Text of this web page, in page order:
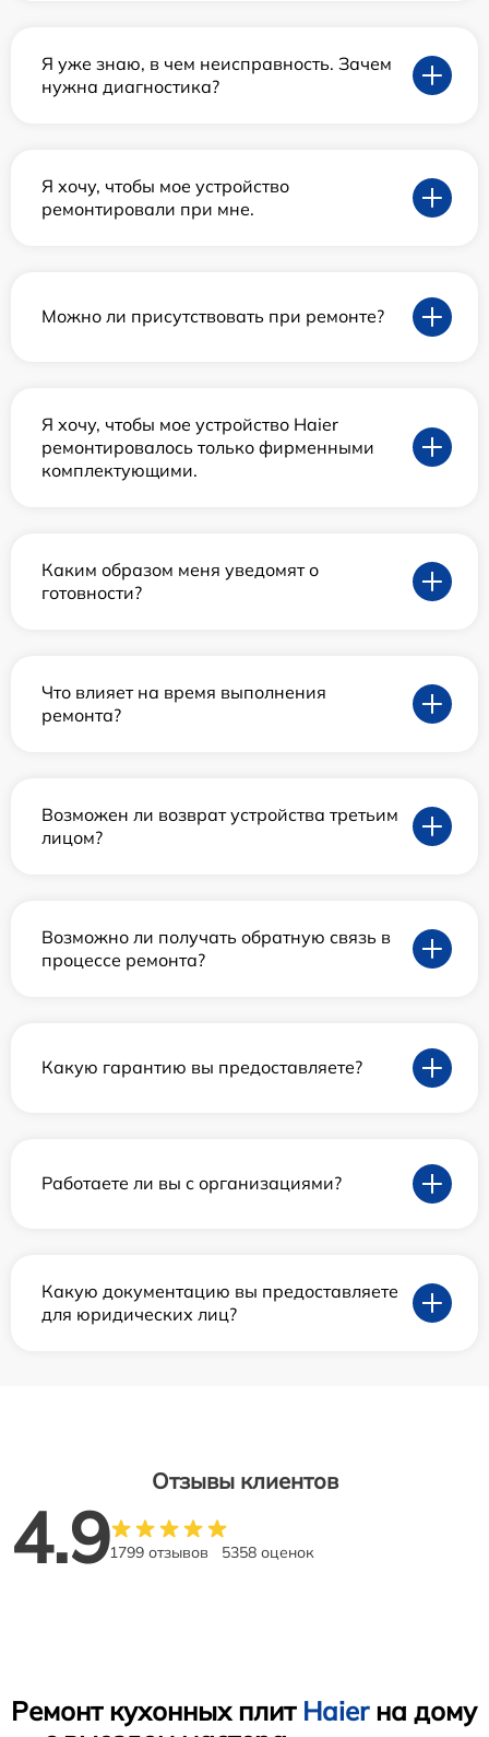
Я уже знаю, в чем неисправность. Зачем
нужна диагностика?
Я хочу, чтобы мое устройство
ремонтировали при мне.
Можно ли присутствовать при ремонте?
Я хочу, чтобы мое устройство Haier
ремонтировалось только фирменными
комплектующими.
Каким образом меня уведомят о
готовности?
Что влияет на время выполнения
ремонта?
Возможен ли возврат устройства третьим
лицом?
Возможно ли получать обратную связь в
процессе ремонта?
Какую гарантию вы предоставляете?
Работаете ли вы с организациями?
Какую документацию вы предоставляете
для юридических лиц?
Отзывы клиентов
4.91799 отзывов 5358 оценок
Ремонт кухонных плит Haierна дому